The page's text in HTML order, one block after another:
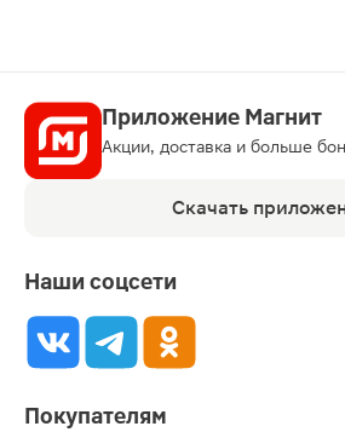
Приложение Магнит
Акции, доставка и больше
Скачать
Наши соцсети
Покупателям